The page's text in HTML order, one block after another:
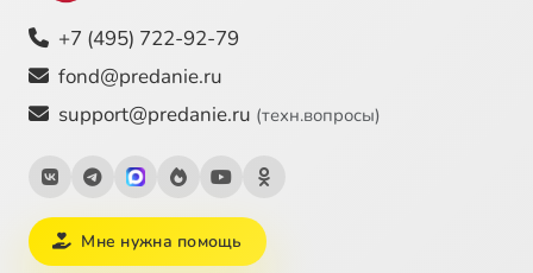
+7 (495) 722-92-79
fond@predanie.ru
support@predanie.ru (техн.вопросы)
Мне нужна помощь